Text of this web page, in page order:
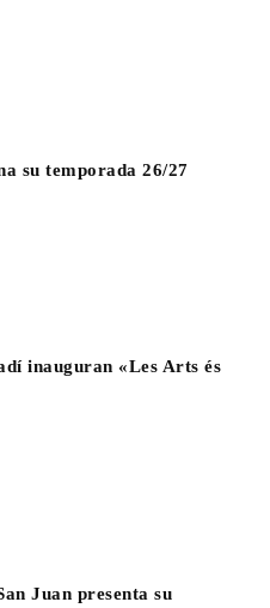
su temporada 26/27
inauguran «Les Arts és
Juan presenta su